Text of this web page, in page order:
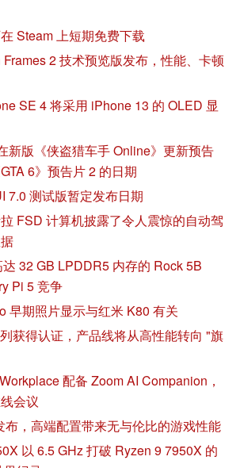
Steam 上短期免费下载
2 技术预览版发布，性能、卡顿
SE 4 将采用 iPhone 13 的 OLED 显
新版《侠盗猎车手 Online》更新预告
6》预告片 2 的日期
7.0 测试版暂定发布日期
FSD 计算机披露了令人震惊的自动驾
32 GB LPDDR5 内存的 Rock 5B
Pi 5 竞争
早期照片显示与红米 K80 有关
获得认证，产品线将从高性能转向 "旗
配备 Zoom AI Companion，
会议
布，高端配置带来无与伦比的游戏性能
以 6.5 GHz 打破 Ryzen 9 7950X 的